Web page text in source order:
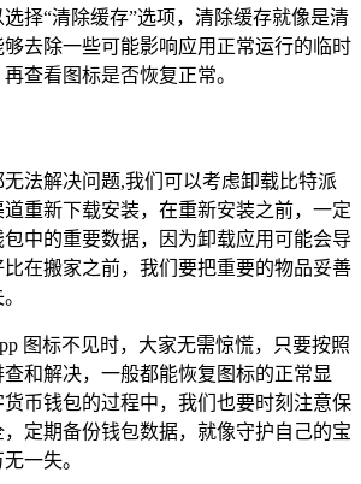
择“清除缓存”选项，清除缓存就像是清
去除一些可能影响应用正常运行的临时
查看图标是否恢复正常。
法解决问题,我们可以考虑卸载比特派
重新下载安装，在重新安装之前，一定
中的重要数据，因为卸载应用可能会导
在搬家之前，我们要把重要的物品妥善
图标不见时，大家无需惊慌，只要按照
查和解决，一般都能恢复图标的正常显
币钱包的过程中，我们也要时刻注意保
定期备份钱包数据，就像守护自己的宝
一失。